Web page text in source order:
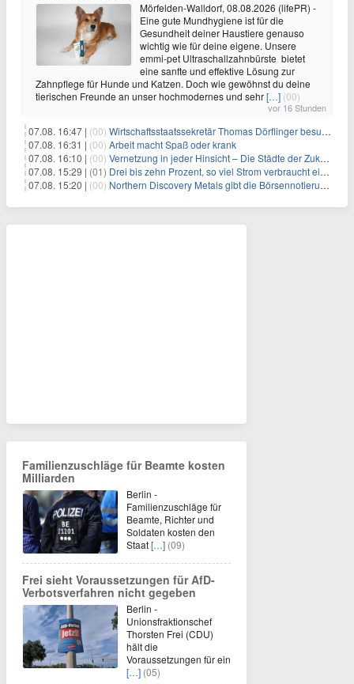
Mörfelden-Walldorf, 08.08.2026 (lifePR) -
Eine gute Mundhygiene ist für die
Gesundheit deiner Haustiere genauso
wichtig wie für deine eigene. Unsere
emmi-pet Ultraschallzahnbürste bietet
eine sanfte und effektive Lösung zur
Zahnpflege für Hunde und Katzen. Doch wie gewöhnst du deine
tierischen Freunde an unser hochmodernes und sehr[…] (00)
vor 16 Stunden
07.08. 16:47 | (00) Wirtschaftsstaatssekretär Thomas Dörflinger besucht Handwerksbetrieb im Kammerbezirk Freiburg
07.08. 16:31 | (00) Arbeit macht Spaß oder krank
07.08. 16:10 | (00) Vernetzung in jeder Hinsicht – Die Städte der Zukunft sind grün-blau
07.08. 15:29 | (01) Drei bis zehn Prozent, so viel Strom verbraucht ein Aufzug im Gebäude
07.08. 15:20 | (00) Northern Discovery Metals gibt die Börsennotierung an der Frankfurter Wertpapierbörse bekannt
Familienzuschläge für Beamte kosten
Milliarden
Berlin -
Familienzuschläge für
Beamte, Richter und
Soldaten kosten den
Staat[…] (09)
Frei sieht Voraussetzungen für AfD-
Verbotsverfahren nicht gegeben
Berlin -
Unionsfraktionschef
Thorsten Frei (CDU)
hält die
Voraussetzungen für ein
[…] (05)